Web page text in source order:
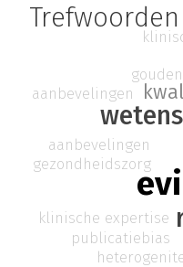
Trefwoorden
publicatiebias
klinische expertise
gezondheidszorg
aanbevelingen
aanbevelingen